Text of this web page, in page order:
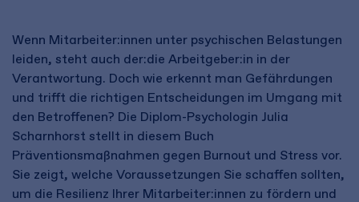
Wenn Mitarbeiter:innen unter psychischen Belastungen
leiden, steht auch der:die Arbeitgeber:in in der
Verantwortung. Doch wie erkennt man Gefährdungen
und trifft die richtigen Entscheidungen im Umgang mit
den Betroffenen? Die Diplom-Psychologin Julia
Scharnhorst stellt in diesem Buch
Präventionsmaßnahmen gegen Burnout und Stress vor.
Sie zeigt, welche Voraussetzungen Sie schaffen sollten,
um die Resilienz Ihrer Mitarbeiter:innen zu fördern und